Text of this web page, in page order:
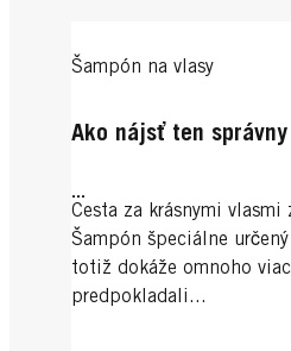
Šampón na vlasy
Ako nájsť ten správny
...
Cesta za krásnymi
Šampón špeciálne
totiž dokáže omnoho
predpokladali...